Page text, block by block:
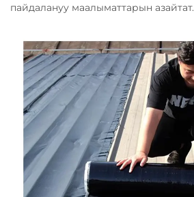
пайдалануу маалыматтарын азайтат.